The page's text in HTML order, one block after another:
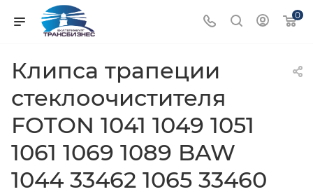
0
Клипса трапеции
стеклоочистителя
FOTON 1041 1049 1051
1061 1069 1089 BAW
1044 33462 1065 33460